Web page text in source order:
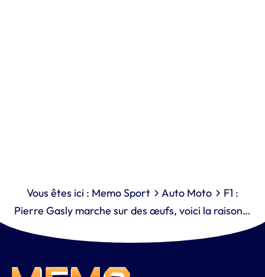
Vous êtes ici : Memo Sport Auto Moto
F1 :
Pierre Gasly marche sur des œufs, voici la raison…